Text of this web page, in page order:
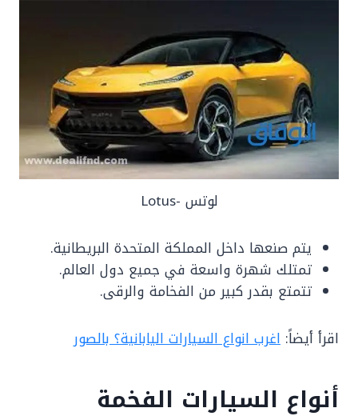
لوتس -Lotus
يتم صنعها داخل المملكة المتحدة البريطانية.
تمتلك شهرة واسعة في جميع دول العالم.
تتمتع بقدر كبير من الفخامة والرقى.
اقرأ أيضاً: اغرب انواع السيارات اليابانية؟ بالصور
أنواع السيارات الفخمة